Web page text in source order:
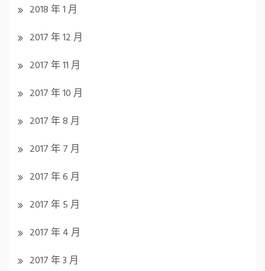
2018 年 1 月
2017 年 12 月
2017 年 11 月
2017 年 10 月
2017 年 8 月
2017 年 7 月
2017 年 6 月
2017 年 5 月
2017 年 4 月
2017 年 3 月